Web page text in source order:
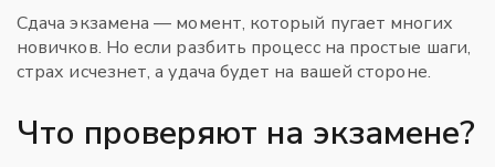
Сдача экзамена — момент, который пугает многих
новичков. Но если разбить процесс на простые шаги,
страх исчезнет, а удача будет на вашей стороне.
Что проверяют на экзамене?